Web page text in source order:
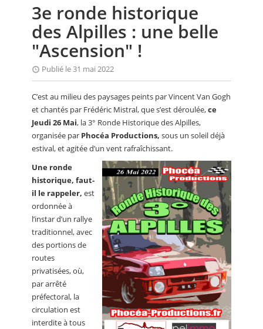
ANNUAIRES
PETITES ANNONCES
3e ronde historique
des Alpilles : une belle
"Ascension" !
Publié le 31 mai 2022
C’est au milieu des paysages peints par Vincent Van Gogh
et chantés par Frédéric Mistral, que s’est déroulée,ce
Jeudi 26 Mai, la 3° Ronde Historique des Alpilles,
organisée par Phocéa Productions, sous un soleil déjà
estival, et agitée d’un vent rafraîchissant.
Une ronde
historique, faut-
il le rappeler, est
ordonnée à
l’instar d’un rallye
traditionnel, avec
des portions de
routes
privatisées, où,
par arrêté
préfectoral, la
circulation est
interdite à tous